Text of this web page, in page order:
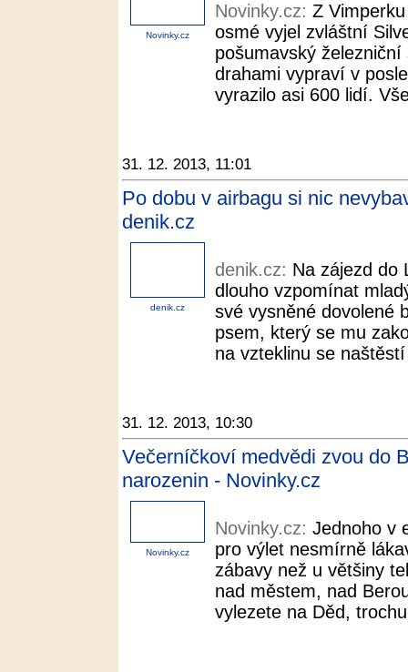
Novinky.cz
Novinky.cz: Z
osmé vyjel zvláštní
pošumavský
drahami vypraví v
vyrazilo asi 600 lidí.
31. 12. 2013, 11:01
Po dobu v airbagu si nic
denik.cz
denik.cz
denik.cz: Na zájezd do
dlouho vzpomínat
své vysněné dovolené
psem, který se mu
na vzteklinu se
31. 12. 2013, 10:30
Večerníčkoví medvědi zvou do
narozenin - Novinky.cz
Novinky.cz
Novinky.cz: Jednoho v
pro výlet nesmírně
zábavy než u většiny
nad městem, nad
vylezete na Děd,